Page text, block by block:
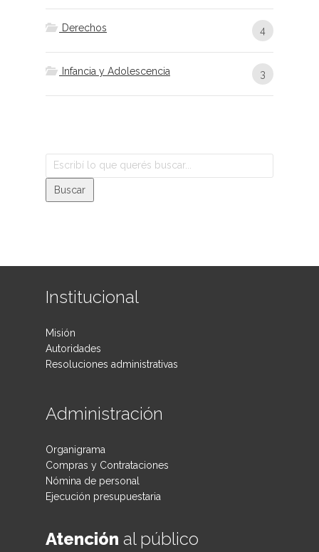
Derechos 4
Infancia y Adolescencia 3
Institucional
Misión
Autoridades
Resoluciones administrativas
Administración
Organigrama
Compras y Contrataciones
Nómina de personal
Ejecución presupuestaria
Atención al público